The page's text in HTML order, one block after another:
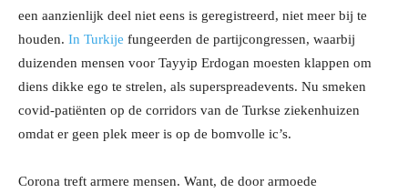
een aanzienlijk deel niet eens is geregistreerd, niet meer bij te
houden. In Turkije fungeerden de partijcongressen, waarbij
duizenden mensen voor Tayyip Erdogan moesten klappen om
diens dikke ego te strelen, als superspreadevents. Nu smeken
covid-patiënten op de corridors van de Turkse ziekenhuizen
omdat er geen plek meer is op de bomvolle ic’s.
Corona treft armere mensen. Want, de door armoede